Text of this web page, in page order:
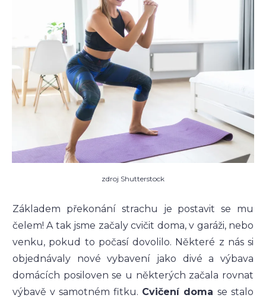
zdroj Shutterstock
Základem překonání strachu je postavit se mu
čelem! A tak jsme začaly cvičit doma, v garáži, nebo
venku, pokud to počasí dovolilo. Některé z nás si
objednávaly nové vybavení jako divé a výbava
domácích posiloven se u některých začala rovnat
výbavě v samotném fitku. Cvičení doma se stalo